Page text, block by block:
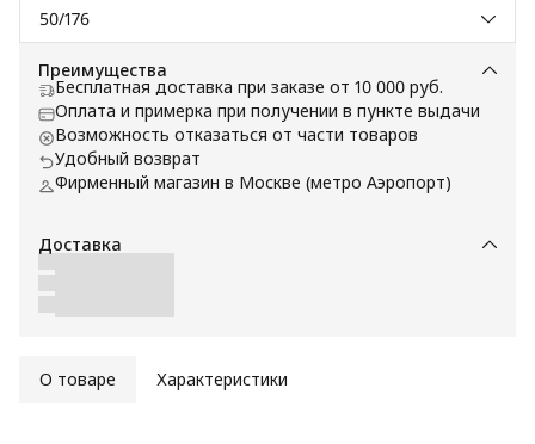
50/176
Преимущества
Бесплатная доставка при заказе от 10 000 руб.
Оплата и примерка при получении в пункте выдачи
Возможность отказаться от части товаров
Удобный возврат
Фирменный магазин в Москве (метро Аэропорт)
Доставка
О товаре Характеристики